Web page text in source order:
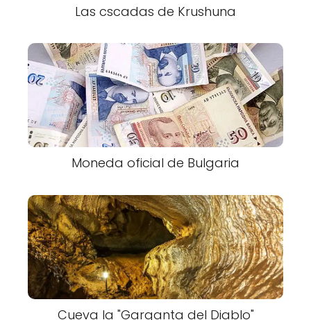
Las cscadas de Krushuna
Moneda oficial de Bulgaria
Cueva la "Garganta del Diablo"